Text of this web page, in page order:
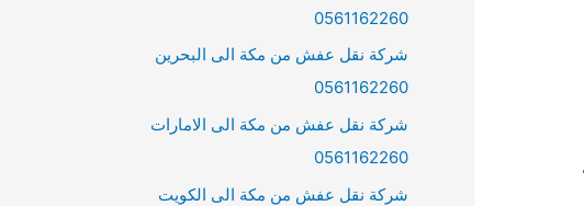
0561162260
شركة نقل عفش من مكة الى البحرين
0561162260
شركة نقل عفش من مكة الى الامارات
0561162260
شركة نقل عفش من مكة الى الكويت